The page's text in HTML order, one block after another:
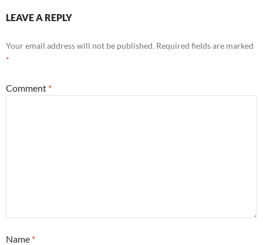
LEAVE A REPLY
Your email address will not be published. Required fields are marked
*
Comment *
Name *